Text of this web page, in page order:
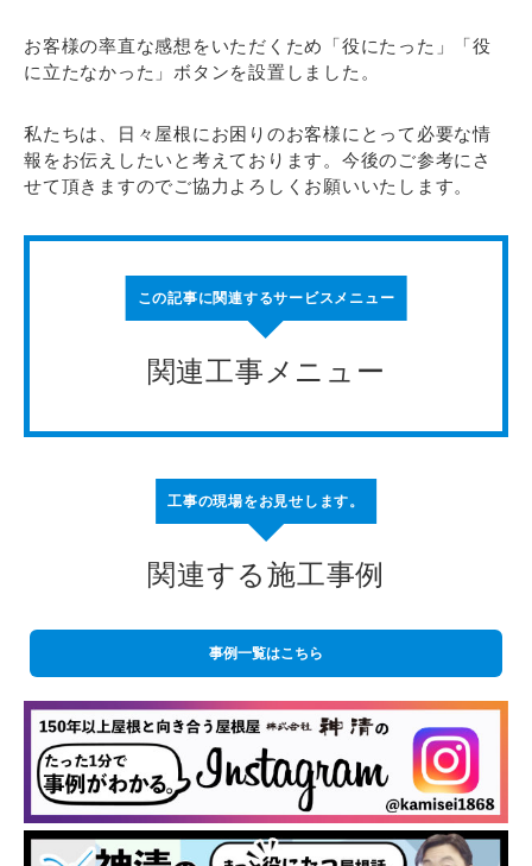
お客様の率直な感想をいただくため「役にたった」「役
に立たなかった」ボタンを設置しました。
私たちは、日々屋根にお困りのお客様にとって必要な情
報をお伝えしたいと考えております。今後のご参考にさ
せて頂きますのでご協力よろしくお願いいたします。
この記事に関連するサービスメニュー
関連工事メニュー
工事の現場をお見せします。
関連する施工事例
事例一覧はこちら